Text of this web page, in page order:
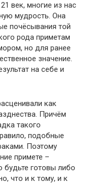
век, многие из нас
мудрость. Она
почёсывания той
рода приметам
но для ранее
значение.
на себе и
как
Причём
такого
подобные
Поэтому
примете –
будьте готовы либо
что и к тому, и к